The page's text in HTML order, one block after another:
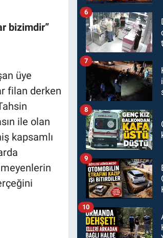
bizimdir”
üye
filan derken
ile olan
kapsamlı
6
7
8
9
10